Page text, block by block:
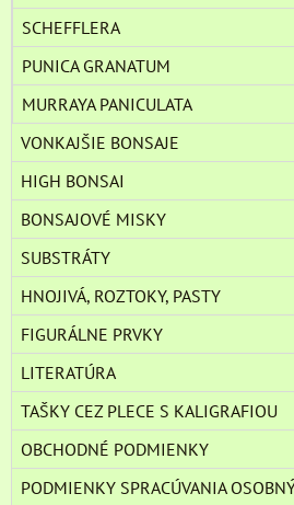
SCHEFFLERA
PUNICA GRANATUM
MURRAYA PANICULATA
VONKAJŠIE BONSAJE
HIGH BONSAI
BONSAJOVÉ MISKY
SUBSTRÁTY
HNOJIVÁ, ROZTOKY, PASTY
FIGURÁLNE PRVKY
LITERATÚRA
TAŠKY CEZ PLECE S KALIGRAFIOU
OBCHODNÉ PODMIENKY
PODMIENKY SPRACÚVANIA